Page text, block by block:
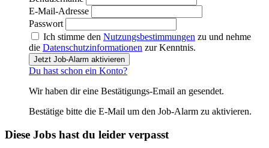
E-Mail-Adresse
Passwort
Ich stimme den Nutzungsbestimmungen zu und nehme
die Datenschutzinformationen zur Kenntnis.
Jetzt Job-Alarm aktivieren
Du hast schon ein Konto?
Wir haben dir eine Bestätigungs-Email an gesendet.
Bestätige bitte die E-Mail um den Job-Alarm zu aktivieren.
Diese Jobs hast du leider verpasst